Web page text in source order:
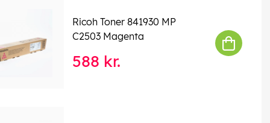
Ricoh Toner 841930 MP
C2503 Magenta
588 kr.